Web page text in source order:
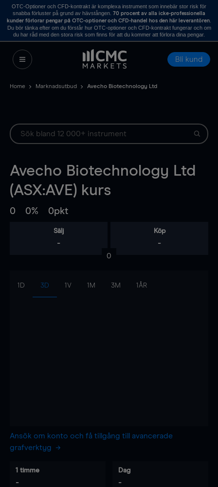
OTC-Optioner och CFD-kontrakt är komplexa instrument som innebär stor risk för
snabba förluster på grund av hävstången. 70 procent av alla icke-professionella
kunder förlorar pengar på OTC-optioner och CFD-handel hos den här leverantören.
Du bör tänka efter om du förstår hur OTC-optioner och CFD-kontrakt fungerar och om
du har råd med den stora risk som finns för att du kommer att förlora dina pengar.
Bli kund
Home Marknadsutbud Avecho Biotechnology Ltd
Avecho Biotechnology Ltd
(ASX:AVE) kurs
0 0% 0pkt
Sälj
-
Köp
-
0
1D 3D 1V 1M 3M 1ÅR
Ansök om konto och få tillgång till avancerade
grafverktyg
1 timme
-
Dag
-